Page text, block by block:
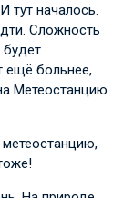
тут началось.
Сложность
будет
ещё больнее,
Метеостанцию